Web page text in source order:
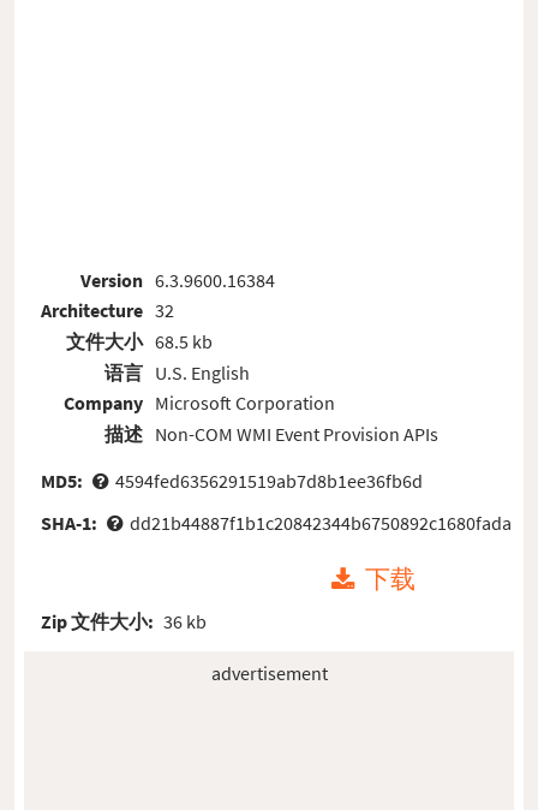
Version
Architecture
文件大小
语言
Company
描述
6.3.9600.16384
32
68.5 kb
U.S. English
Microsoft Corporation
Non-COM WMI Event Provision APIs
MD5:
4594fed6356291519ab7d8b1ee36fb6d
SHA-1:
dd21b44887f1b1c20842344b6750892c1680fada
下载
Zip 文件大小: 36 kb
advertisement